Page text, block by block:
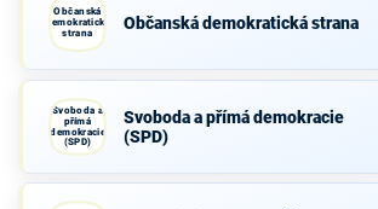
Občanská
demokratická
strana
Občanská demokratická strana
Svoboda a
přímá
demokracie
(SPD)
Svoboda a přímá demokracie
(SPD)